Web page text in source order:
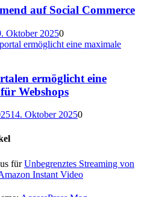
auf Social Commerce
Oktober 20250
ermöglicht eine
Webshops
14. Oktober 20250
für Unbegrenztes Streaming von
Instant Video